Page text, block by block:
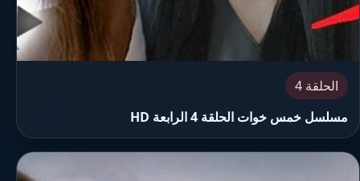
الحلقة 4
مسلسل خمس خوات الحلقة 4 الرابعة HD